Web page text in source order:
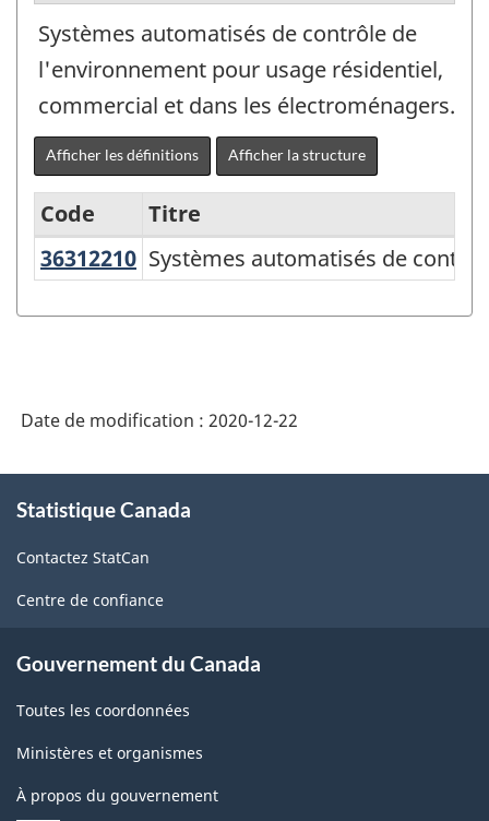
Systèmes automatisés de contrôle de
l'environnement pour usage résidentiel,
commercial et dans les électroménagers.
Afficher les définitions Afficher la structure
Variante
2017
2.0
-
Fabrication
et
forestière
le
11
Code
Titre
36312210 Systèmes automatisés de
Systèmes automatisés de
Date de modification : 2020-12-22
propos
ce
site
Statistique Canada
Contactez StatCan
Centre de confiance
Gouvernement du Canada
Toutes les coordonnées
Ministères et organismes
À propos du gouvernement